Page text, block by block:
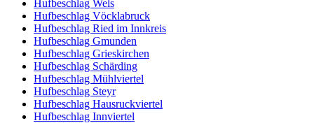
Hufbeschlag Wels
Hufbeschlag Vöcklabruck
Hufbeschlag Ried im Innkreis
Hufbeschlag Gmunden
Hufbeschlag Grieskirchen
Hufbeschlag Schärding
Hufbeschlag Mühlviertel
Hufbeschlag Steyr
Hufbeschlag Hausruckviertel
Hufbeschlag Innviertel